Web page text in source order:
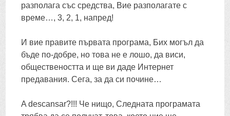
разполага със средства, Вие разполагате с
време…, 3, 2, 1, напред!
И вие правите първата програма, Бих могъл да
бъде по-добре, но това не е лошо, да виси,
обществеността и ще ви даде Интернет
предавания. Сега, за да си почине…
A descansar?!!! Че нищо, Следната програмата